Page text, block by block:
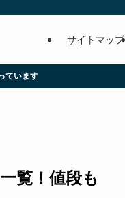
サイトマップ
ています
覧！値段も